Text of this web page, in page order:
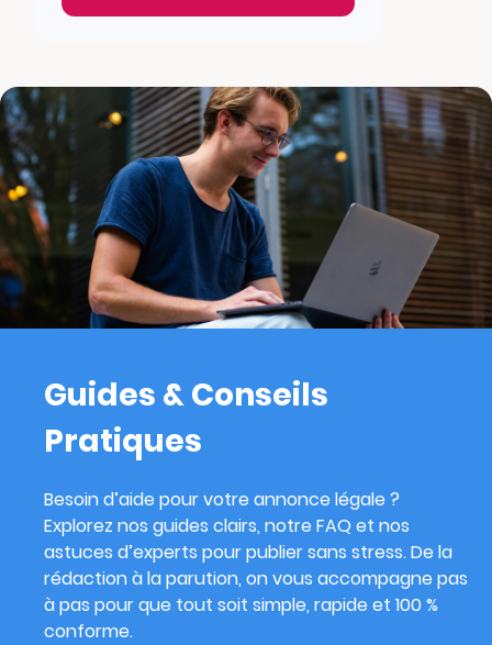
Guides & Conseils
Pratiques
Besoin d’aide pour votre annonce légale ?
Explorez nos guides clairs, notre FAQ et nos
astuces d’experts pour publier sans stress. De la
rédaction à la parution, on vous accompagne pas
à pas pour que tout soit simple, rapide et 100 %
conforme.